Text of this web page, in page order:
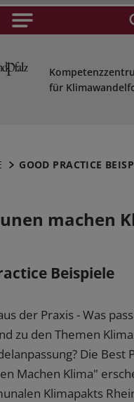
für
GOOD PRACTICE
machen
Beispiele
der Praxis - Was
zu den Themen
Die Best
Machen Klima"
Klimapakts